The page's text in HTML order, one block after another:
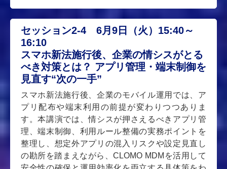
セッション2-4 6月9日（火）15:40～
16:10
スマホ新法施行後、企業の情シスがとる
べき対策とは？ アプリ管理・端末制御を
見直す“次の一手”
スマホ新法施行後、企業のモバイル運用では、ア
プリ配布や端末利用の前提が変わりつつありま
す。本講演では、情シスが押さえるべきアプリ管
理、端末制御、利用ルール整備の実務ポイントを
整理し、想定外アプリの混入リスクや設定見直し
の勘所を踏まえながら、CLOMO MDMを活用して